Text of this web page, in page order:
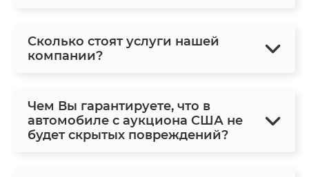
Сколько стоят услуги нашей
компании?
Чем Вы гарантируете, что в
автомобиле с аукциона США не
будет скрытых повреждений?